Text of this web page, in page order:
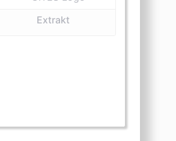
(Extrakt)
(Kosmetika)
(lebend)
(Medizin)
Extrakt